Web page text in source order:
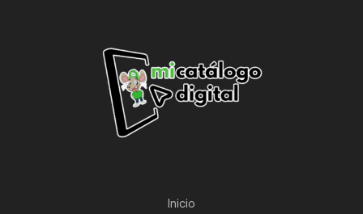
Inicio